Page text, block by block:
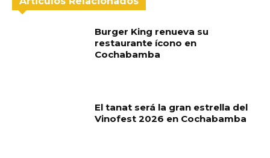
Burger King renueva su
restaurante ícono en
Cochabamba
El tanat será la gran estrella del
Vinofest 2026 en Cochabamba